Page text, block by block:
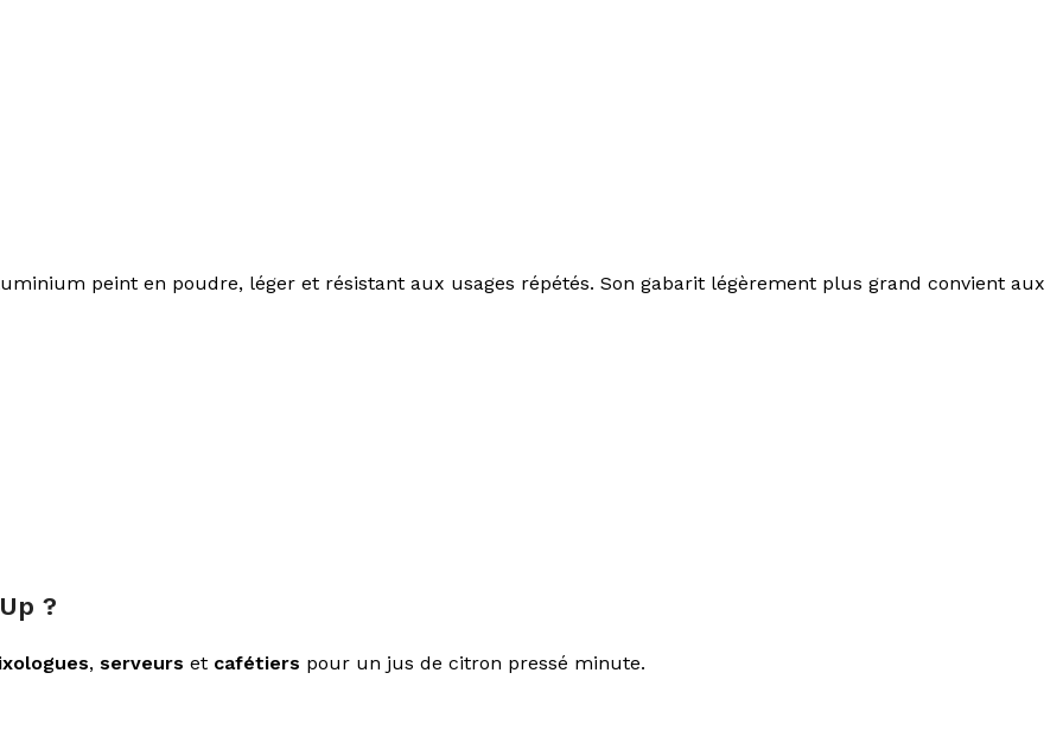
peint en poudre, léger et résistant aux usages répétés. Son gabarit légèrement plus grand convient aux
?
, serveurs et cafétiers pour un jus de citron pressé minute.